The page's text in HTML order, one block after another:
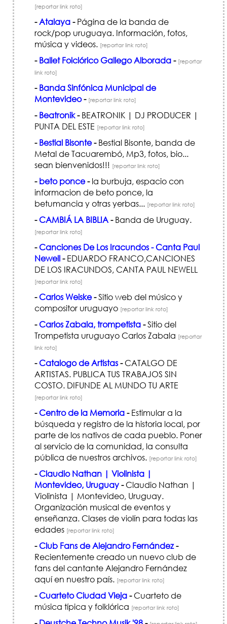
[reportar link roto]
-Atalaya-Página de la banda de
rock/pop uruguaya. Información, fotos,
música y videos. [reportar link roto]
- Ballet Folclórico Gallego Alborada- [reportar
link roto]
- Banda Sinfónica Municipal de
Montevideo- [reportar link roto]
- Beatronik-BEATRONIK | DJ PRODUCER |
PUNTA DEL ESTE [reportar link roto]
- Bestial Bisonte-Bestial Bisonte, banda de
Metal de Tacuarembó, Mp3, fotos, bio...
sean bienvenidos!!! [reportar link roto]
- beto ponce-la burbuja, espacio con
informacion de beto ponce, la
betumancia y otras yerbas... [reportar link roto]
-CAMBIÁ LA BIBLIA-Banda de Uruguay.
[reportar link roto]
-Canciones De Los Iracundos - Canta Paul
Newell-EDUARDO FRANCO,CANCIONES
DE LOS IRACUNDOS, CANTA PAUL NEWELL
[reportar link roto]
-Carlos Weiske-Sitio web del músico y
compositor uruguayo [reportar link roto]
-Carlos Zabala, trompetista-Sitio del
Trompetista uruguayo Carlos Zabala [reportar
link roto]
-Catalogo de Artistas-CATALGO DE
ARTISTAS. PUBLICA TUS TRABAJOS SIN
COSTO. DIFUNDE AL MUNDO TU ARTE
[reportar link roto]
-Centro de la Memoria-Estimular a la
búsqueda y registro de la historia local, por
parte de los nativos de cada pueblo. Poner
al servicio de la comunidad, la consulta
pública de nuestros archivos. [reportar link roto]
-Claudio Nathan | Violinista |
Montevideo, Uruguay-Claudio Nathan |
Violinista | Montevideo, Uruguay.
Organización musical de eventos y
enseñanza. Clases de violín para todas las
edades [reportar link roto]
-Club Fans de Alejandro Fernández-
Recientemente creado un nuevo club de
fans del cantante Alejandro Fernández
aquí en nuestro país. [reportar link roto]
-Cuarteto Ciudad Vieja-Cuarteto de
música típica y folklórica [reportar link roto]